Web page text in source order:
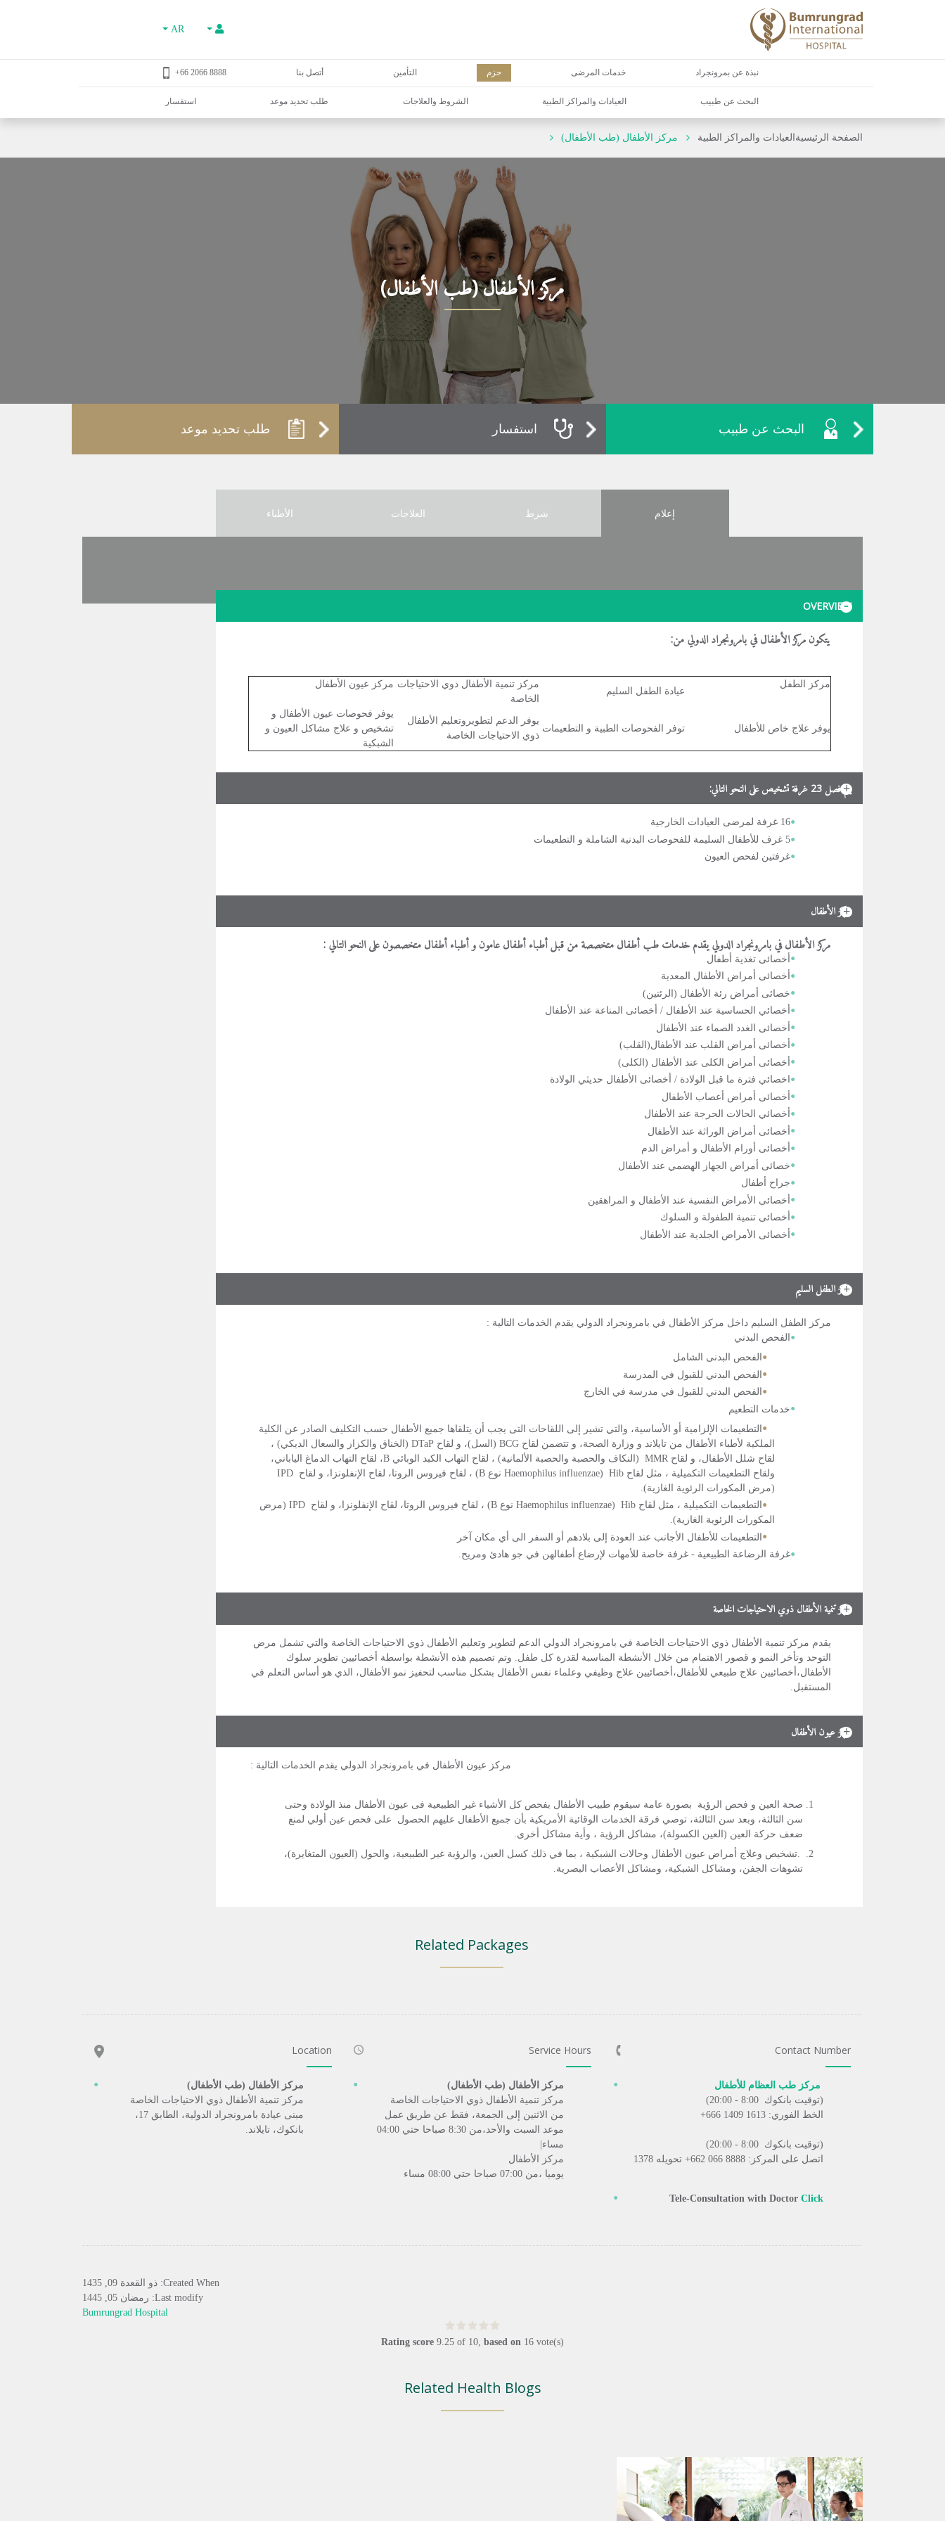
AR
نبذة عن بمرونجراد خدمات المرضى حزم التأمين أتصل بنا 8888 2066 66+
البحث عن طبيب العيادات والمراكز الطبية الشروط والعلاجات طلب تحديد موعد استفسار
الصفحة الرئيسية العيادات والمراكز الطبية مركز الأطفال (طب الأطفال)
مركز الأطفال (طب الأطفال)
البحث عن طبيب استفسار طلب تحديد موعد
إعلام شرط العلاجات الأطباء
OVERVIEW
يتكون مركز الأطفال في بامرونجراد الدولي من:
مركز الطفل
عيادة الطفل السليم
مركز تنمية الأطفال ذوي الاحتياجات
الخاصة
مركز عيون الأطفال
يوفر علاج خاص للأطفال توفر الفحوصات الطبية و التطعيمات
يوفر الدعم لتطويروتعليم الأطفال
ذوي الاحتياجات الخاصة
يوفر فحوصات عيون الأطفال و
تشخيص و علاج مشاكل العيون و
الشبكية
يتم فصل 23 غرفة تشخيص على النحو التالي:
16 غرفة لمرضى العيادات الخارجية
5 غرف للأطفال السليمة للفحوصات البدنية الشاملة و التطعيمات
غرفتين لفحص العيون
مركز الأطفال
مركز الأطفال في بامرونجراد الدولي يقدم خدمات طب أطفال متخصصة من قبل أطباء أطفال عامون و أطباء أطفال متخصصون على النحو التالي :
أخصائى تغذية أطفال
أخصائى أمراض الأطفال المعدية
خصائى أمراض رئة الأطفال (الرئتين)
أخصائي الحساسية عند الأطفال / أخصائى المناعة عند الأطفال
أخصائى الغدد الصماء عند الأطفال
أخصائى أمراض القلب عند الأطفال(القلب)
أخصائى أمراض الكلى عند الأطفال (الكلى)
اخصائي فترة ما قبل الولادة / أخصائى الأطفال حديثي الولادة
أخصائى أمراض أعصاب الأطفال
أخصائي الحالات الحرجة عند الأطفال
أخصائى أمراض الوراثة عند الأطفال
أخصائى أورام الأطفال و أمراض الدم
خصائى أمراض الجهاز الهضمي عند الأطفال
جراح أطفال
أخصائى الأمراض النفسية عند الأطفال و المراهقين
أخصائى تنمية الطفولة و السلوك
أخصائى الأمراض الجلدية عند الأطفال
مركز الطفل السليم
مركز الطفل السليم داخل مركز الأطفال في بامرونجراد الدولي يقدم الخدمات التالية :
الفحص البدني
الفحص البدنى الشامل
الفحص البدني للقبول في المدرسة
الفحص البدني للقبول في مدرسة في الخارج
خدمات التطعيم
التطعيمات الإلزامية أو الأساسية، والتي تشير إلى اللقاحات التى يجب أن يتلقاها جميع الأطفال حسب التكليف الصادر عن الكلية
الملكية لأطباء الأطفال من تايلاند و وزارة الصحة، و تتضمن لقاح BCG (السل)، و لقاح DTaP (الخناق والكزاز والسعال الديكي) ،
لقاح شلل الأطفال، و لقاح MMR (النكاف والحصبة والحصبة الألمانية) ، لقاح التهاب الكبد الوبائي B، لقاح التهاب الدماغ الياباني،
ولقاح التطعيمات التكميلية ، مثل لقاح Hib (Haemophilus influenzae نوع B) ، لقاح فيروس الروتا، لقاح الإنفلونزا، و لقاح IPD
(مرض المكورات الرئوية الغازية).
التطعيمات التكميلية ، مثل لقاح Hib (Haemophilus influenzae نوع B) ، لقاح فيروس الروتا، لقاح الإنفلونزا، و لقاح IPD (مرض
المكورات الرئوية الغازية).
التطعيمات للأطفال الأجانب عند العودة إلى بلادهم أو السفر الى أي مكان آخر
غرفة الرضاعة الطبيعية - غرفة خاصة للأمهات لإرضاع أطفالهن في جو هادئ ومريح.
مركز تنمية الأطفال ذوي الاحتياجات الخاصة
يقدم مركز تنمية الأطفال ذوي الاحتياجات الخاصة في بامرونجراد الدولي الدعم لتطوير وتعليم الأطفال ذوي الاحتياجات الخاصة والتي تشمل مرض
التوحد وتأخر النمو و قصور الاهتمام من خلال الأنشطة المناسبة لقدرة كل طفل. وتم تصميم هذه الأنشطة بواسطة أخصائيين تطوير سلوك
الأطفال،أخصائيين علاج طبيعي للأطفال،أخصائيين علاج وظيفي وعلماء نفس الأطفال بشكل مناسب لتحفيز نمو الأطفال، الذي هو أساس التعلم في
المستقبل.
مركز عيون الأطفال
مركز عيون الأطفال في بامرونجراد الدولي يقدم الخدمات التالية :
صحة العين و فحص الرؤية بصورة عامة سيقوم طبيب الأطفال بفحص كل الأشياء غير الطبيعية فى عيون الأطفال منذ الولادة وحتى
سن الثالثة، وبعد سن الثالثة، توصي فرقة الخدمات الوقائية الأمريكية بأن جميع الأطفال عليهم الحصول على فحص عين أولي لمنع
ضعف حركة العين (العين الكسولة)، مشاكل الرؤية ، وأية مشاكل أخرى.
.تشخيص وعلاج أمراض عيون الأطفال وحالات الشبكية ، بما في ذلك كسل العين، والرؤية غير الطبيعية، والحول (العيون المتغايرة)،
تشوهات الجفن، ومشاكل الشبكية، ومشاكل الأعصاب البصرية.
Related Packages
Contact Number
مركز طب العظام للأطفال
(توقيت بانكوك 8:00 - 20:00)
الخط الفوري: 1613 1409 666+
(توقيت بانكوك 8:00 - 20:00)
اتصل على المركز: 8888 066 662+ تحويله 1378
Tele-Consultation with Doctor Click
Service Hours
مركز الأطفال (طب الأطفال)
مركز تنمية الأطفال ذوي الاحتياجات الخاصة
من الاثنين إلى الجمعة، فقط عن طريق عمل
موعد السبت والأحد،من 8:30 صباحا حتي 04:00
مساء|
مركز الأطفال
يوميا ،من 07:00 صباحا حتي 08:00 مساء
Location
مركز الأطفال (طب الأطفال)
مركز تنمية الأطفال ذوي الاحتياجات الخاصة
مبنى عيادة بامرونجراد الدولية، الطابق 17،
بانكوك، تايلاند.
Created When: ذو القعدة 09, 1435
Last modify: رمضان 05, 1445
Bumrungrad Hospital
Rating score 9.25 of 10 based on 16 vote(s)
Related Health Blogs